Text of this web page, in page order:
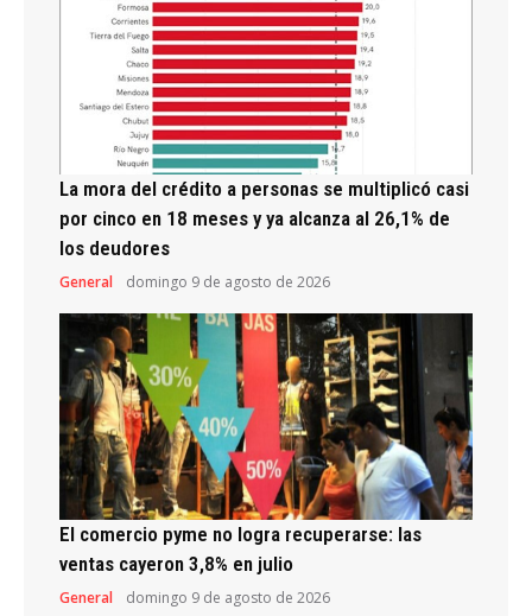
La mora del crédito a personas se multiplicó casi
por cinco en 18 meses y ya alcanza al 26,1% de
los deudores
General domingo 9 de agosto de 2026
El comercio pyme no logra recuperarse: las
ventas cayeron 3,8% en julio
General domingo 9 de agosto de 2026